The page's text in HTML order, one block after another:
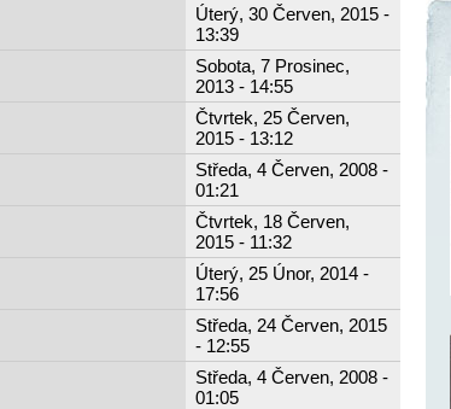
Úterý, 30 Červen, 2015 -
13:39
Sobota, 7 Prosinec,
2013 - 14:55
Čtvrtek, 25 Červen,
2015 - 13:12
Středa, 4 Červen, 2008 -
01:21
Čtvrtek, 18 Červen,
2015 - 11:32
Úterý, 25 Únor, 2014 -
17:56
Středa, 24 Červen, 2015
- 12:55
Středa, 4 Červen, 2008 -
01:05